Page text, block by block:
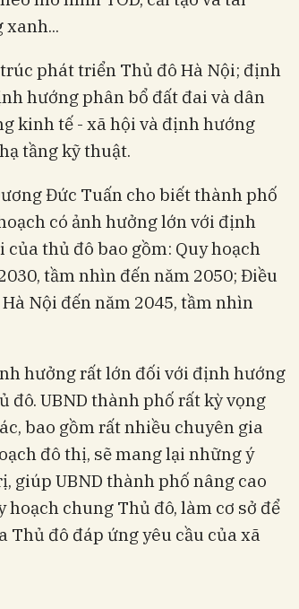
phát triển Thủ đô Hà Nội; định
hướng phân bổ đất đai và dân
kinh tế - xã hội và định hướng
tầng kỹ thuật.
Đức Tuấn cho biết thành phố
có ảnh hưởng lớn với định
thủ đô bao gồm: Quy hoạch
tầm nhìn đến năm 2050; Điều
Nội đến năm 2045, tầm nhìn
hưởng rất lớn đối với định hướng
UBND thành phố rất kỳ vọng
bao gồm rất nhiều chuyên gia
đô thị, sẽ mang lại những ý
giúp UBND thành phố nâng cao
chung Thủ đô, làm cơ sở để
đô đáp ứng yêu cầu của xã